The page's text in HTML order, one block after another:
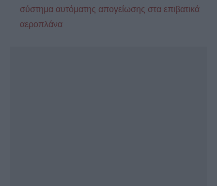
σύστημα αυτόματης απογείωσης στα επιβατικά
αεροπλάνα